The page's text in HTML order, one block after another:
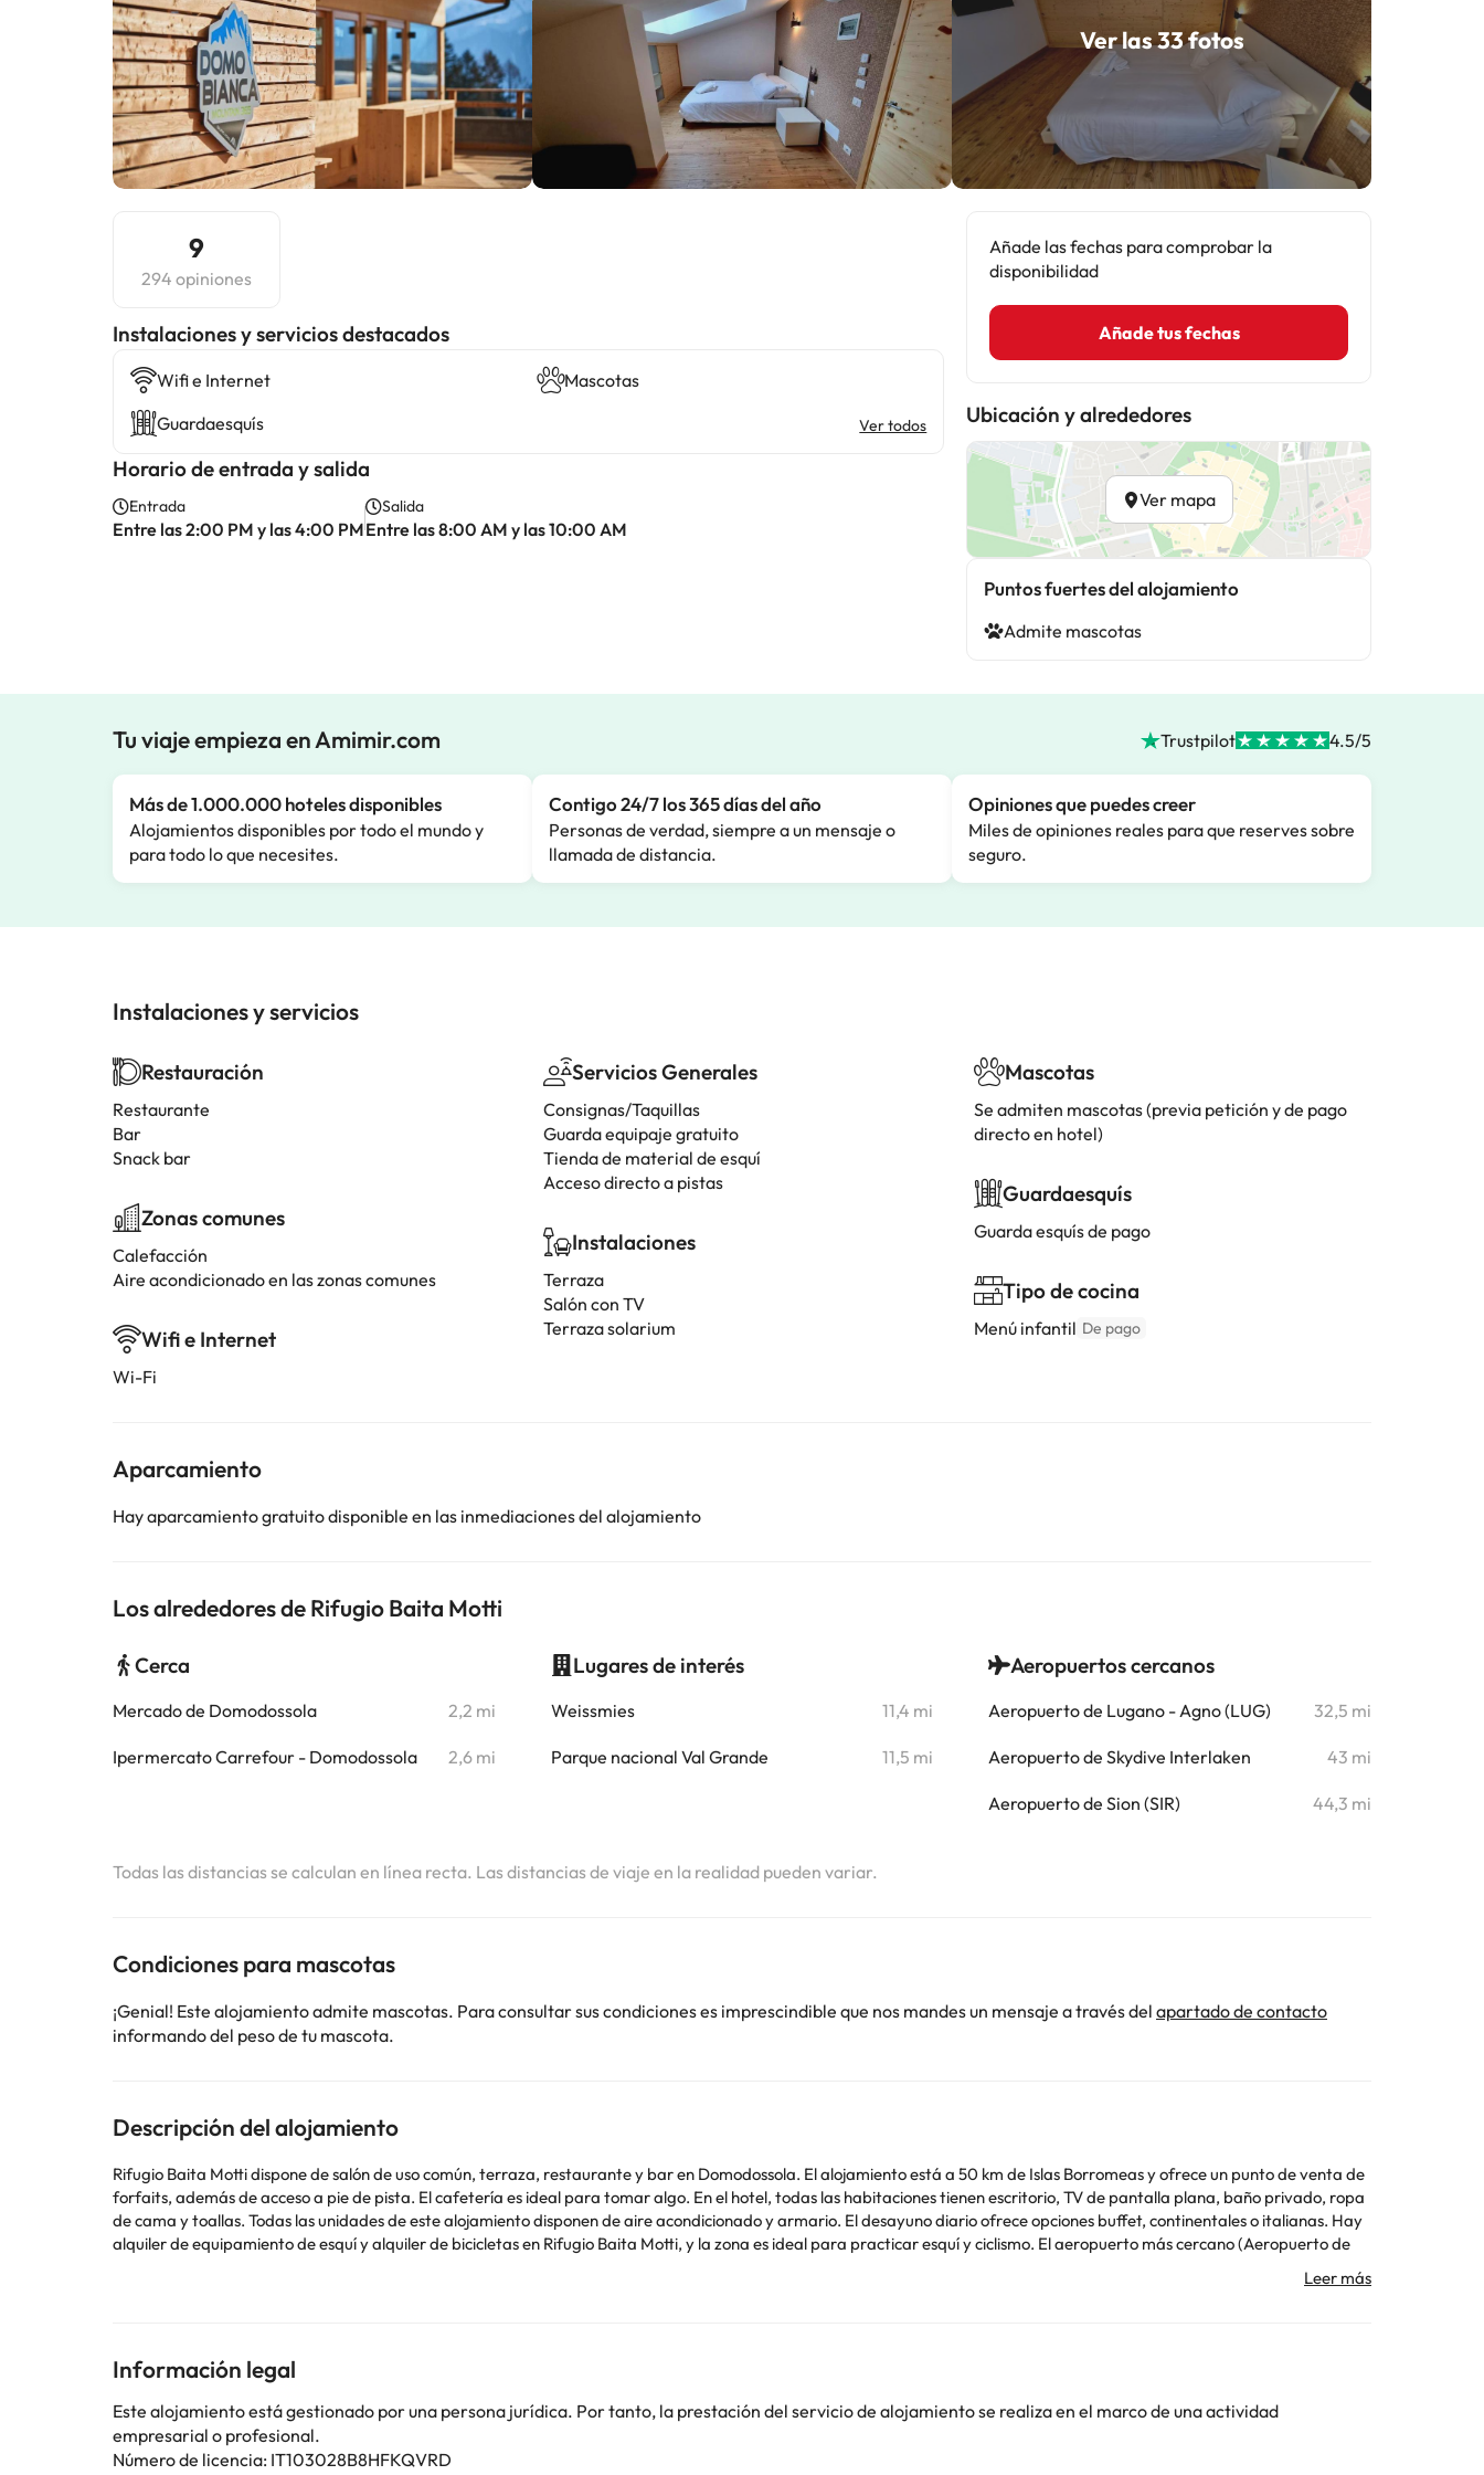
Ver las 33 fotos
9
294 opiniones
Instalaciones y servicios destacados
Wifi e Internet
Mascotas
Guardaesquís
Ver todos
Horario de entrada y salida
Entrada
Entre las 2:00 PM y las 4:00 PM
Salida
Entre las 8:00 AM y las 10:00 AM
Añade las fechas para comprobar la
disponibilidad
Añade tus fechas
Ubicación y alrededores
Ver mapa
Puntos fuertes del alojamiento
Admite mascotas
Tu viaje empieza en Amimir.com Trustpilot 4.5/5
Más de 1.000.000 hoteles disponibles
Alojamientos disponibles por todo el mundo y
para todo lo que necesites.
Contigo 24/7 los 365 días del año
Personas de verdad, siempre a un mensaje o
llamada de distancia.
Opiniones que puedes creer
Miles de opiniones reales para que reserves sobre
seguro.
Instalaciones y servicios
Restauración
Restaurante
Bar
Snack bar
Zonas comunes
Calefacción
Aire acondicionado en las zonas comunes
Wifi e Internet
Wi-Fi
Servicios Generales
Consignas/Taquillas
Guarda equipaje gratuito
Tienda de material de esquí
Acceso directo a pistas
Instalaciones
Terraza
Salón con TV
Terraza solarium
Mascotas
Se admiten mascotas (previa petición y de pago
directo en hotel)
Guardaesquís
Guarda esquís de pago
Tipo de cocina
Menú infantil De pago
Aparcamiento
Hay aparcamiento gratuito disponible en las inmediaciones del alojamiento
Los alrededores de Rifugio Baita Motti
Cerca
Mercado de Domodossola 2,2 mi
Ipermercato Carrefour - Domodossola 2,6 mi
Lugares de interés
Weissmies 11,4 mi
Parque nacional Val Grande 11,5 mi
Aeropuertos cercanos
Aeropuerto de Lugano - Agno (LUG) 32,5 mi
Aeropuerto de Skydive Interlaken 43 mi
Aeropuerto de Sion (SIR) 44,3 mi
Todas las distancias se calculan en línea recta. Las distancias de viaje en la realidad pueden variar.
Condiciones para mascotas
¡Genial! Este alojamiento admite mascotas. Para consultar sus condiciones es imprescindible que nos mandes un mensaje a través del apartado de contacto
informando del peso de tu mascota.
Descripción del alojamiento
Rifugio Baita Motti dispone de salón de uso común, terraza, restaurante y bar en Domodossola. El alojamiento está a 50 km de Islas Borromeas y ofrece un punto de venta de
forfaits, además de acceso a pie de pista. El cafetería es ideal para tomar algo. En el hotel, todas las habitaciones tienen escritorio, TV de pantalla plana, baño privado, ropa
de cama y toallas. Todas las unidades de este alojamiento disponen de aire acondicionado y armario. El desayuno diario ofrece opciones buffet, continentales o italianas. Hay
alquiler de equipamiento de esquí y alquiler de bicicletas en Rifugio Baita Motti, y la zona es ideal para practicar esquí y ciclismo. El aeropuerto más cercano (Aeropuerto de
Informa a Rifugio Baita Motti con antelación de tu hora prevista de llegada. Para ello, puedes utilizar el apartado de peticiones especiales al hacer la reserva o ponerte en
suplementos. Para llegar a este alojamiento hay que pasar por un camino sin asfaltar, por lo que el acceso podría no ser adecuado para algunos vehículos. Se recomienda
viajar en vehículo propio, ya que el alojamiento no está comunicado con la red de transporte público.
Información legal
Este alojamiento está gestionado por una persona jurídica. Por tanto, la prestación del servicio de alojamiento se realiza en el marco de una actividad
empresarial o profesional.
Número de licencia: IT103028B8HFKQVRD